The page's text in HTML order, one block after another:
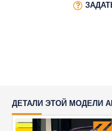
ДЕТАЛИ ЭТОЙ МОДЕЛИ